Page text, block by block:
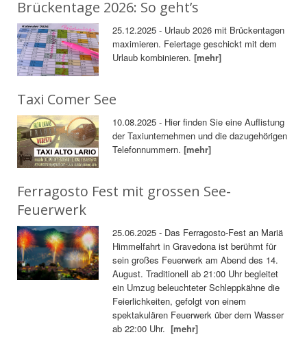
Brückentage 2026: So geht’s
25.12.2025 - Urlaub 2026 mit Brückentagen
maximieren. Feiertage geschickt mit dem
Urlaub kombinieren.[mehr]
Taxi Comer See
10.08.2025 - Hier finden Sie eine Auflistung
der Taxiunternehmen und die dazugehörigen
Telefonnummern.[mehr]
Ferragosto Fest mit grossen See-
Feuerwerk
25.06.2025 - Das Ferragosto-Fest an Mariä
Himmelfahrt in Gravedona ist berühmt für
sein großes Feuerwerk am Abend des 14.
August. Traditionell ab 21:00 Uhr begleitet
ein Umzug beleuchteter Schleppkähne die
Feierlichkeiten, gefolgt von einem
spektakulären Feuerwerk über dem Wasser
ab 22:00 Uhr.[mehr]